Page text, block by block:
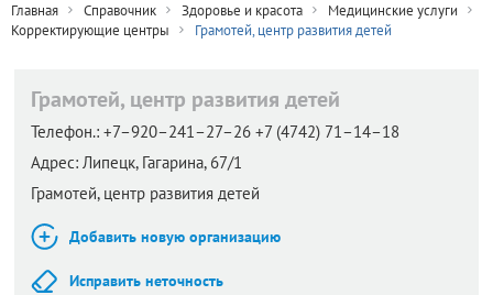
Главная Справочник Здоровье и красота
Медицинские услуги
Корректирующие центры
Грамотей, центр развития детей
Грамотей, центр развития детей
Телефон.: +7–920–241–27–26 +7 (4742) 71–14–18
Адрес: Липецк, Гагарина, 67/1
Грамотей, центр развития детей
Добавить новую организацию
Исправить неточность